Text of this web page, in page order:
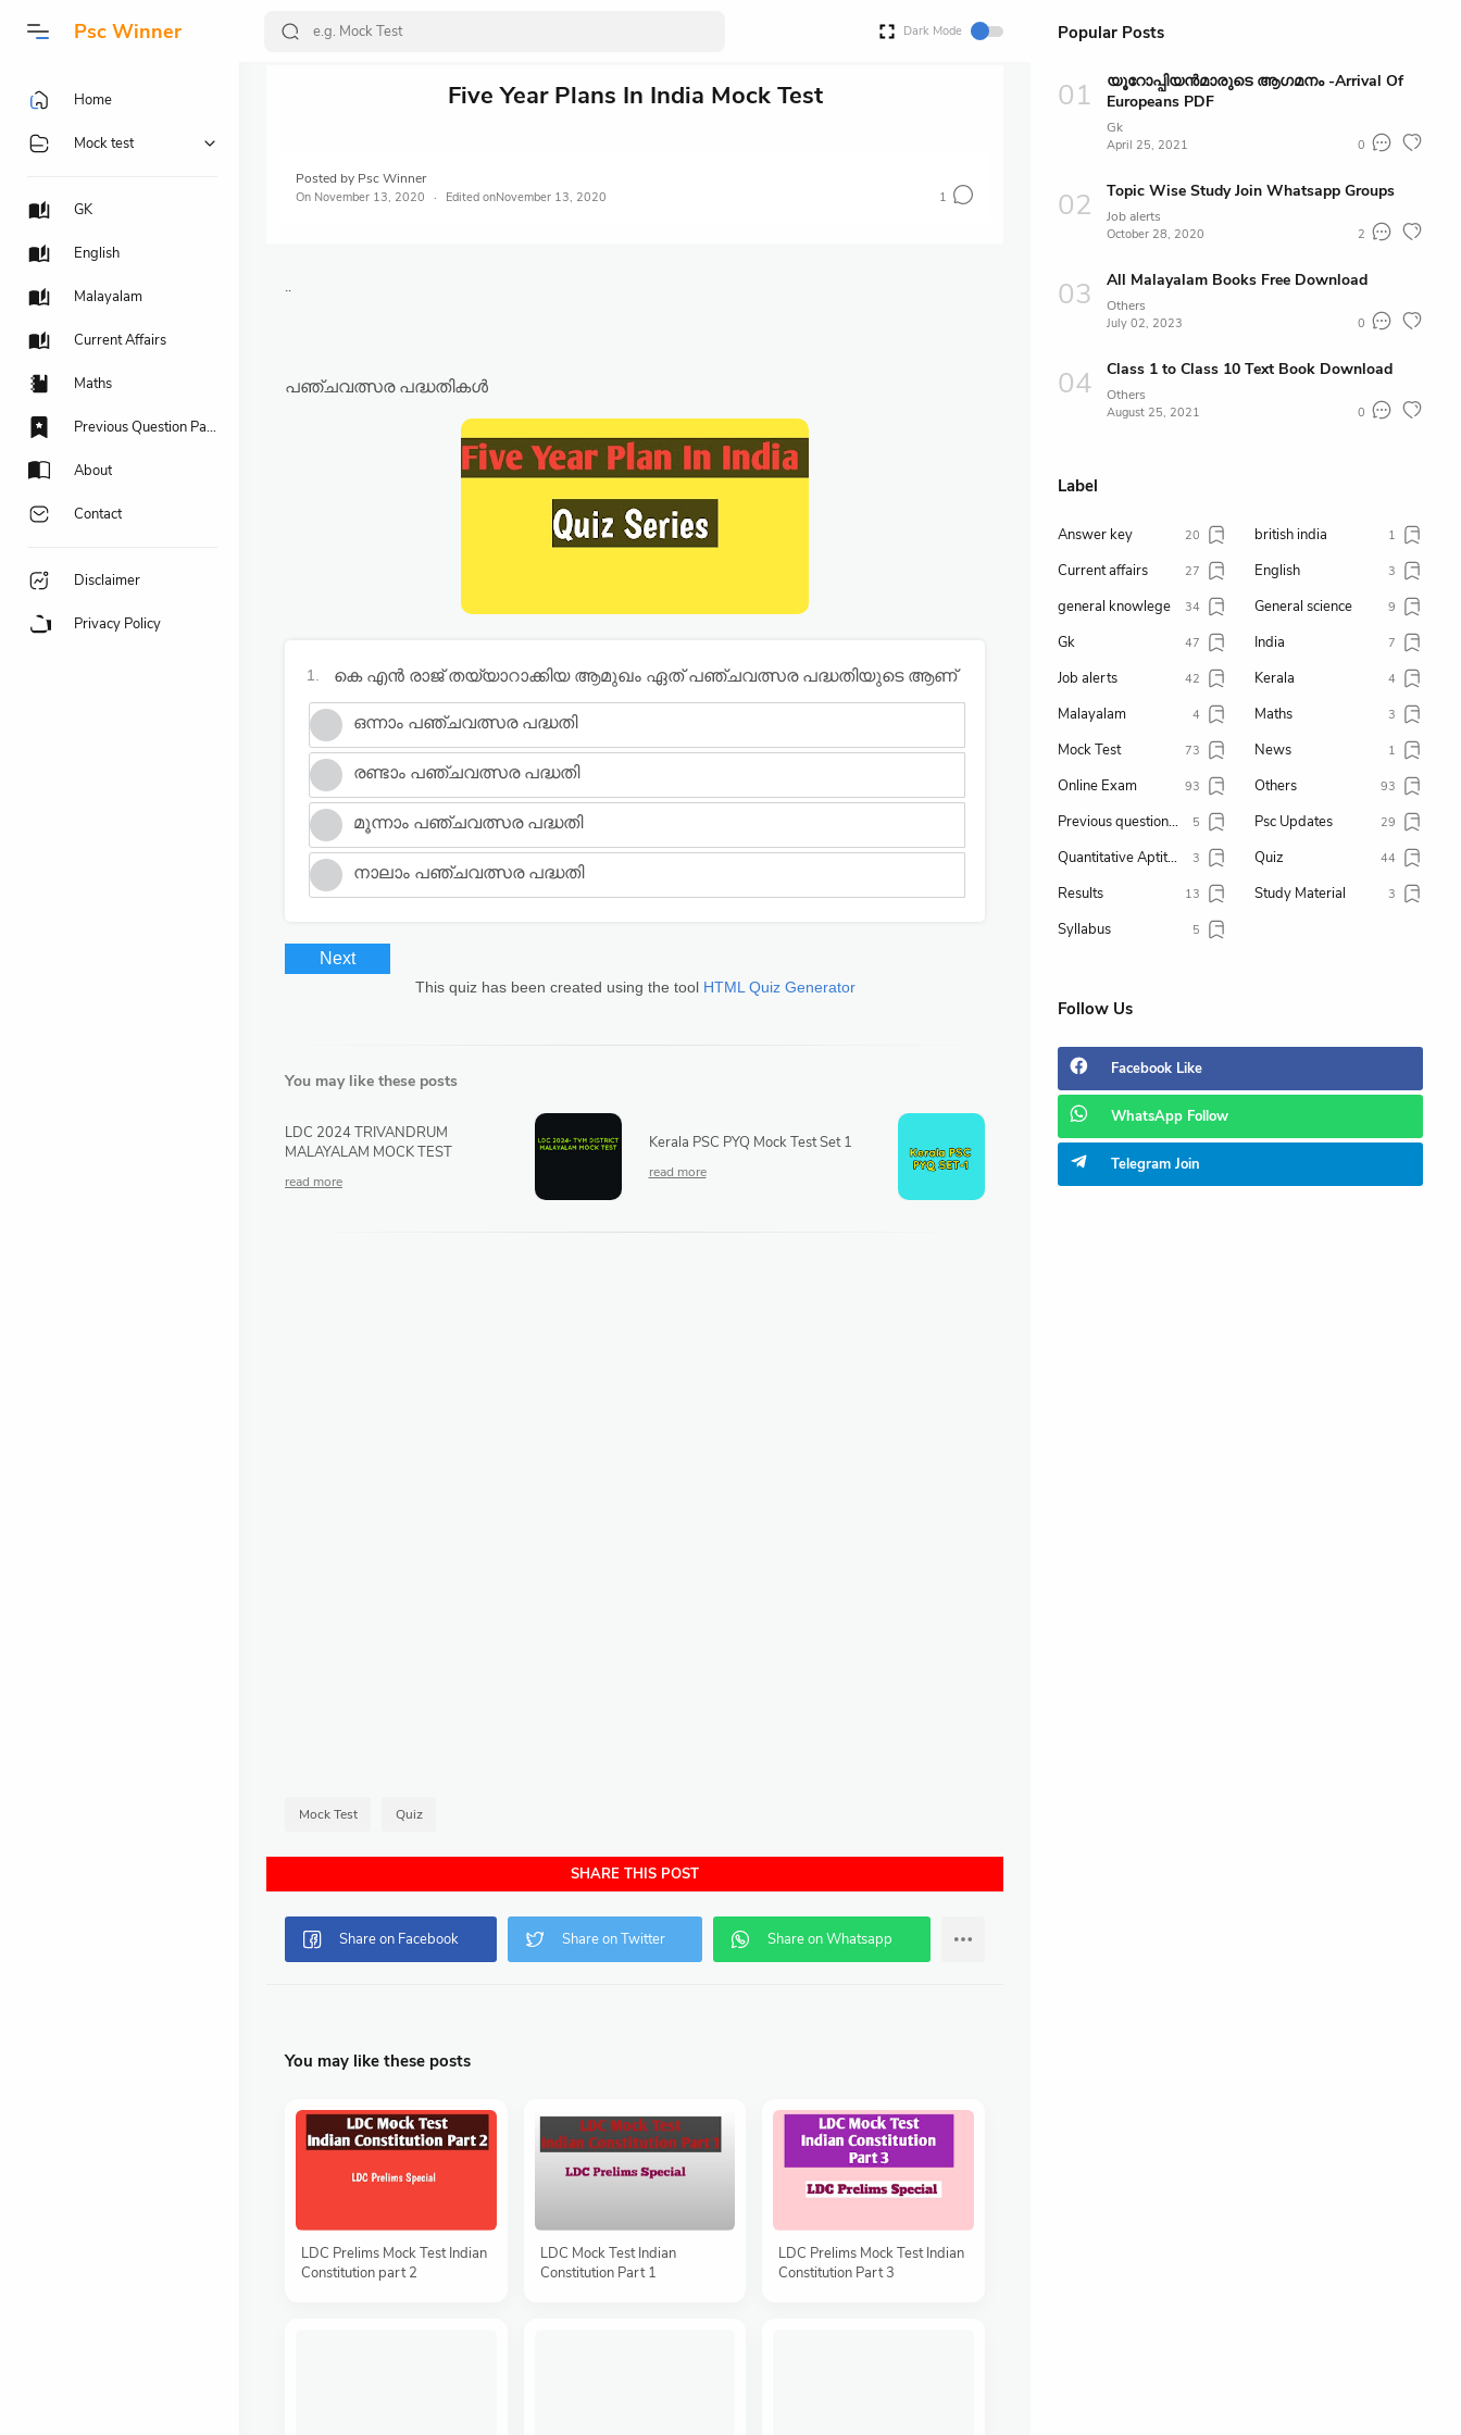
Psc Winner Dark Mode
Five Year Plans In India Mock Test
Posted by Psc Winner
On November 13, 2020 November 13, 2020 1
..
പഞ്ചവത്സര പദ്ധതികൾ
1. കെ എൻ രാജ് തയ്യാറാക്കിയ ആമുഖം ഏത് പഞ്ചവത്സര പദ്ധതിയുടെ ആണ്
ഒന്നാം പഞ്ചവത്സര പദ്ധതി
രണ്ടാം പഞ്ചവത്സര പദ്ധതി
മൂന്നാം പഞ്ചവത്സര പദ്ധതി
നാലാം പഞ്ചവത്സര പദ്ധതി
Next
This quiz has been created using the tool HTML Quiz Generator
You may like these posts
LDC 2024 TRIVANDRUM
MALAYALAM MOCK TEST
Kerala PSC PYQ Mock Test Set 1
Mock Test Quiz
SHARE THIS POST
You may like these posts
LDC Prelims Mock Test Indian
Constitution part 2
LDC Mock Test Indian
Constitution Part 1
LDC Prelims Mock Test Indian
Constitution Part 3
Popular Posts
യൂറോപ്പിയൻമാരുടെ ആഗമനം -Arrival Of
Europeans PDF
Gk
April 25, 2021 0
Topic Wise Study Join Whatsapp Groups
Job alerts
October 28, 2020 2
All Malayalam Books Free Download
Others
July 02, 2023 0
Class 1 to Class 10 Text Book Download
Others
August 25, 2021 0
Label
Answer key 20 british india 1
Current affairs 27 English 3
general knowlege 34 General science 9
Gk 47 India 7
Job alerts 42 Kerala 4
Malayalam 4 Maths 3
Mock Test 73 News 1
Online Exam 93 Others 93
Previous question paper 5 Psc Updates 29
Quantitative Aptitude 3 Quiz 44
Results 13 Study Material 3
Syllabus 5
Follow Us
Facebook Like
WhatsApp Follow
Telegram Join
Home
Mock test
GK
English
Malayalam
Current Affairs
Maths
Previous Question Papers
About
Contact
Disclaimer
Privacy Policy